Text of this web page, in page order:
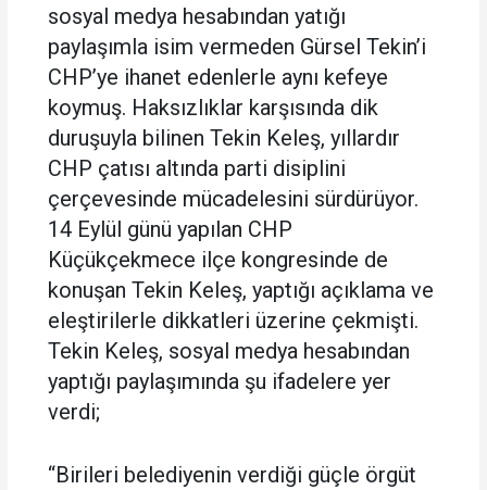
sosyal medya hesabından yatığı
paylaşımla isim vermeden Gürsel Tekin’i
CHP’ye ihanet edenlerle aynı kefeye
koymuş. Haksızlıklar karşısında dik
duruşuyla bilinen Tekin Keleş, yıllardır
CHP çatısı altında parti disiplini
çerçevesinde mücadelesini sürdürüyor.
14 Eylül günü yapılan CHP
Küçükçekmece ilçe kongresinde de
konuşan Tekin Keleş, yaptığı açıklama ve
eleştirilerle dikkatleri üzerine çekmişti.
Tekin Keleş, sosyal medya hesabından
yaptığı paylaşımında şu ifadelere yer
verdi;
“Birileri belediyenin verdiği güçle örgüt